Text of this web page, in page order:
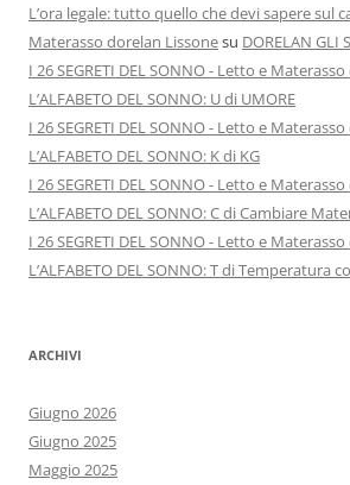
L’ora legale: tutto quello che devi sapere sul
Materasso dorelan Lissonesu DORELAN GLI
I 26 SEGRETI DEL SONNO - Letto e
L’ALFABETO DEL SONNO: U di UMORE
I 26 SEGRETI DEL SONNO - Letto e
L’ALFABETO DEL SONNO: K di KG
I 26 SEGRETI DEL SONNO - Letto e
L’ALFABETO DEL SONNO: C di Cambiare
I 26 SEGRETI DEL SONNO - Letto e
L’ALFABETO DEL SONNO: T di Temperatura
ARCHIVI
Giugno 2026
Giugno 2025
Maggio 2025